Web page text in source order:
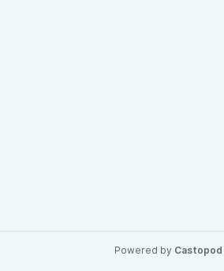
Powered by Castopod